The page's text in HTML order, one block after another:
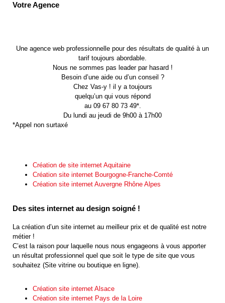
Votre Agence
Une agence web professionnelle pour des résultats de qualité à un
tarif toujours abordable.
Nous ne sommes pas leader par hasard !
Besoin d’une aide ou d’un conseil ?
Chez Vas-y ! il y a toujours
quelqu’un qui vous répond
au 09 67 80 73 49*.
Du lundi au jeudi de 9h00 à 17h00
*Appel non surtaxé
Création de site internet Aquitaine
Création site internet Bourgogne-Franche-Comté
Création site internet Auvergne Rhône Alpes
Des sites internet au design soigné !
La création d’un site internet au meilleur prix et de qualité est notre
métier !
C’est la raison pour laquelle nous nous engageons à vous apporter
un résultat professionnel quel que soit le type de site que vous
souhaitez (Site vitrine ou boutique en ligne).
Création site internet Alsace
Création site internet Pays de la Loire